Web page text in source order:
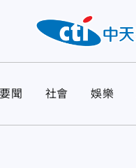
要聞 社會 娛樂